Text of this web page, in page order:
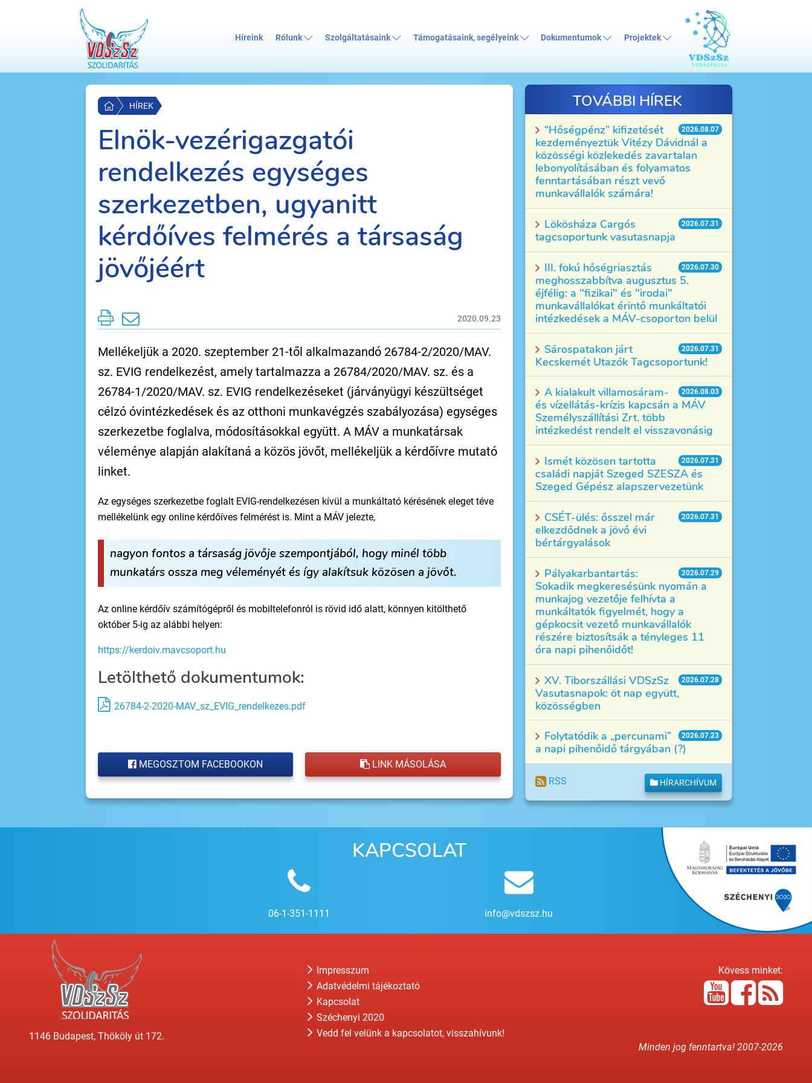
Híreink Rólunk Szolgáltatásaink Támogatásaink, segélyeink Dokumentumok Projektek
HÍREK
Elnök-vezérigazgatói
rendelkezés egységes
szerkezetben, ugyanitt
kérdőíves felmérés a társaság
jövőjéért
2020.09.23
Mellékeljük a 2020. szeptember 21-től alkalmazandó 26784-2/2020/MAV.
sz. EVIG rendelkezést, amely tartalmazza a 26784/2020/MAV. sz. és a
26784-1/2020/MAV. sz. EVIG rendelkezéseket (járványügyi készültséget
célzó óvintézkedések és az otthoni munkavégzés szabályozása) egységes
szerkezetbe foglalva, módosításokkal együtt. A MÁV a munkatársak
véleménye alapján alakítaná a közös jövőt, mellékeljük a kérdőívre mutató
linket.
Az egységes szerkezetbe foglalt EVIG-rendelkezésen kívül a munkáltató kérésének eleget téve
mellékelünk egy online kérdőíves felmérést is. Mint a MÁV jelezte,
nagyon fontos a társaság jövője szempontjából, hogy minél több
munkatárs ossza meg véleményét és így alakítsuk közösen a jövőt.
Az online kérdőív számítógépről és mobiltelefonról is rövid idő alatt, könnyen kitölthető
október 5-ig az alábbi helyen:
https://kerdoiv.mavcsoport.hu
Letölthető dokumentumok:
26784-2-2020-MAV_sz_EVIG_rendelkezes.pdf
MEGOSZTOM FACEBOOKON LINK MÁSOLÁSA
TOVÁBBI HÍREK
2026.08.07
“Hőségpénz” kifizetését
kezdeményeztük Vitézy Dávidnál a
közösségi közlekedés zavartalan
lebonyolításában és folyamatos
fenntartásában részt vevő
munkavállalók számára!
2026.07.31
Lökösháza Cargós
tagcsoportunk vasutasnapja
2026.07.30
III. fokú hőségriasztás
meghosszabbítva augusztus 5.
éjfélig: a "fizikai" és "irodai"
munkavállalókat érintő munkáltatói
intézkedések a MÁV-csoporton belül
2026.07.31
Sárospatakon járt
Kecskemét Utazók Tagcsoportunk!
2026.08.03
A kialakult villamosáram-
és vízellátás-krízis kapcsán a MÁV
Személyszállítási Zrt. több
intézkedést rendelt el visszavonásig
2026.07.31
Ismét közösen tartotta
családi napját Szeged SZESZA és
Szeged Gépész alapszervezetünk
2026.07.31
CSÉT-ülés: ősszel már
elkezdődnek a jövő évi
bértárgyalások
2026.07.29
Pályakarbantartás:
Sokadik megkeresésünk nyomán a
munkajog vezetője felhívta a
munkáltatók figyelmét, hogy a
gépkocsit vezető munkavállalók
részére biztosítsák a tényleges 11
óra napi pihenőidőt!
2026.07.28
XV. Tiborszállási VDSzSz
Vasutasnapok: öt nap együtt,
közösségben
2026.07.23
Folytatódik a „percunami”
a napi pihenőidő tárgyában (?)
RSS HÍRARCHÍVUM
KAPCSOLAT
06-1-351-1111 info@vdszsz.hu
1146 Budapest, Thököly út 172.
Impresszum
Adatvédelmi tájékoztató
Kapcsolat
Széchenyi 2020
Vedd fel velünk a kapcsolatot, visszahívunk!
Kövess minket:
Minden jog fenntartva! 2007-2026